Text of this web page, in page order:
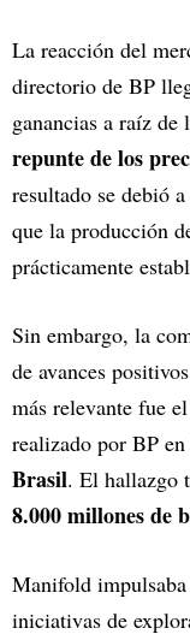
La reacción del
directorio de BP
ganancias a raíz de
repunte de los
resultado se debió
que la producción
prácticamente
Sin embargo, la
de avances
más relevante fue
realizado por BP
Brasil. El hallazgo
8.000 millones de
Manifold
iniciativas de